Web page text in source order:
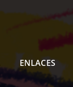
ENLACES